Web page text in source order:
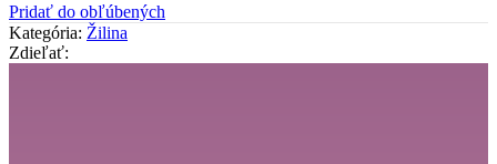
Pridať do obľúbených
Kategória: Žilina
Zdieľať: